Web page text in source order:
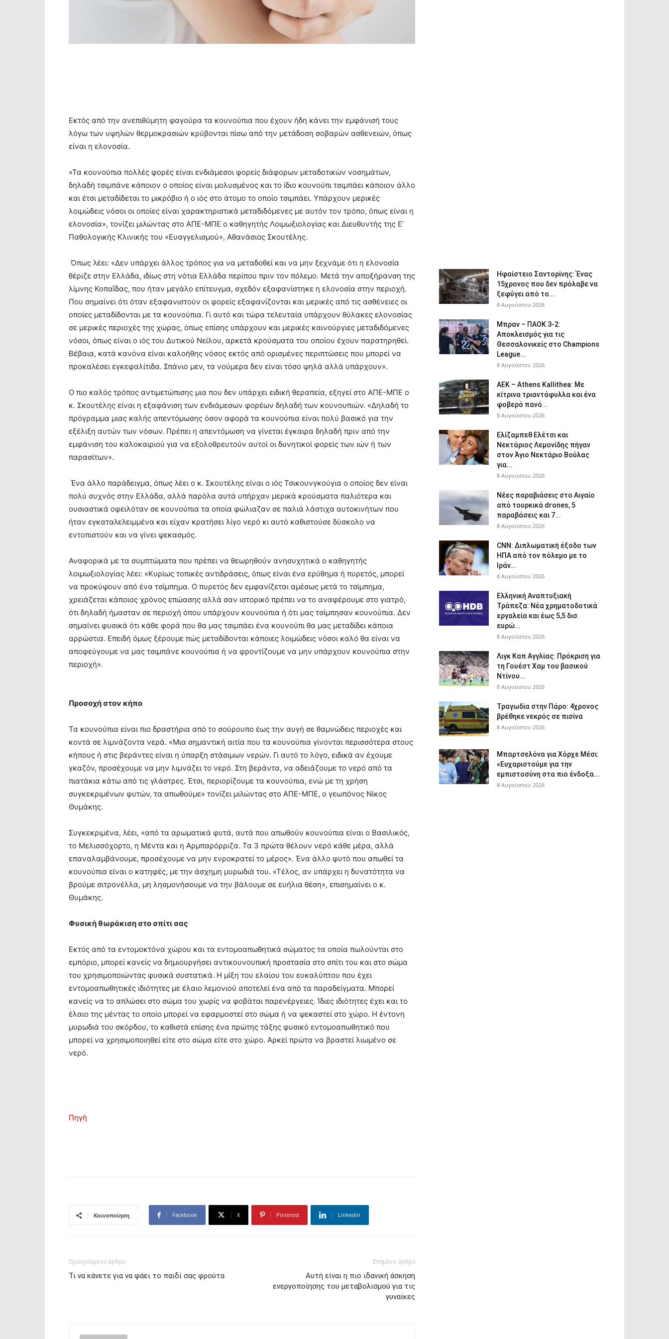
Εκτός από την ανεπιθύμητη φαγούρα τα κουνούπια που έχουν ήδη κάνει την εμφάνισή τους
λόγω των υψηλών θερμοκρασιών κρύβονται πίσω από την μετάδοση σοβαρών ασθενειών, όπως
είναι η ελονοσία.
«Τα κουνούπια πολλές φορές είναι ενδιάμεσοι φορείς διάφορων μεταδοτικών νοσημάτων,
δηλαδή τσιμπάνε κάποιον ο οποίος είναι μολυσμένος και το ίδιο κουνούπι τσιμπάει κάποιον άλλο
και έτσι μεταδίδεται το μικρόβιο ή ο ιός στο άτομο το οποίο τσιμπάει. Υπάρχουν μερικές
λοιμώδεις νόσοι οι οποίες είναι χαρακτηριστικά μεταδιδόμενες με αυτόν τον τρόπο, όπως είναι η
ελονοσία», τονίζει μιλώντας στο ΑΠΕ-ΜΠΕ ο καθηγητής Λοιμωξιολογίας και Διευθυντής της Ε’
Παθολογικής Κλινικής του «Ευαγγελισμού», Αθανάσιος Σκουτέλης.
Όπως λέει: «Δεν υπάρχει άλλος τρόπος για να μεταδοθεί και να μην ξεχνάμε ότι η ελονοσία
θέριζε στην Ελλάδα, ιδίως στη νότια Ελλάδα περίπου πριν τον πόλεμο. Μετά την αποξήρανση της
λίμνης Κοπαΐδας, που ήταν μεγάλο επίτευγμα, σχεδόν εξαφανίστηκε η ελονοσία στην περιοχή.
Που σημαίνει ότι όταν εξαφανιστούν οι φορείς εξαφανίζονται και μερικές από τις ασθένειες οι
οποίες μεταδίδονται με τα κουνούπια. Γι αυτό και τώρα τελευταία υπάρχουν θύλακες ελονοσίας
σε μερικές περιοχές της χώρας, όπως επίσης υπάρχουν και μερικές καινούργιες μεταδιδόμενες
νόσοι, όπως είναι ο ιός του Δυτικού Νείλου, αρκετά κρούσματα του οποίου έχουν παρατηρηθεί.
Βέβαια, κατά κανόνα είναι καλοήθης νόσος εκτός από ορισμένες περιπτώσεις που μπορεί να
προκαλέσει εγκεφαλίτιδα. Σπάνιο μεν, τα νούμερα δεν είναι τόσο ψηλά αλλά υπάρχουν».
Ο πιο καλός τρόπος αντιμετώπισης μια που δεν υπάρχει ειδική θεραπεία, εξηγεί στο ΑΠΕ-ΜΠΕ ο
κ. Σκουτέλης είναι η εξαφάνιση των ενδιάμεσων φορέων δηλαδή των κουνουπιών. «Δηλαδή το
πρόγραμμα μιας καλής απεντόμωσης όσον αφορά τα κουνούπια είναι πολύ βασικό για την
εξέλιξη αυτών των νόσων. Πρέπει η απεντόμωση να γίνεται έγκαιρα δηλαδή πριν από την
εμφάνιση του καλοκαιριού για να εξολοθρευτούν αυτοί οι δυνητικοί φορείς των ιών ή των
παρασίτων».
Ένα άλλο παράδειγμα, όπως λέει ο κ. Σκουτέλης είναι ο ιός Τσικουνγκούγια ο οποίος δεν είναι
πολύ συχνός στην Ελλάδα, αλλά παρόλα αυτά υπήρχαν μερικά κρούσματα παλιότερα και
ουσιαστικά οφειλόταν σε κουνούπια τα οποία φώλιαζαν σε παλιά λάστιχα αυτοκινήτων που
ήταν εγκαταλελειμμένα και είχαν κρατήσει λίγο νερό κι αυτό καθιστούσε δύσκολο να
εντοπιστούν και να γίνει ψεκασμός.
Αναφορικά με τα συμπτώματα που πρέπει να θεωρηθούν ανησυχητικά ο καθηγητής
λοιμωξιολογίας λέει: «Κυρίως τοπικές αντιδράσεις, όπως είναι ένα ερύθημα ή πυρετός, μπορεί
να προκύψουν από ένα τσίμπημα. Ο πυρετός δεν εμφανίζεται αμέσως μετά το τσίμπημα,
χρειάζεται κάποιος χρόνος επώασης αλλά σαν ιστορικό πρέπει να το αναφέρουμε στο γιατρό,
ότι δηλαδή ήμασταν σε περιοχή όπου υπάρχουν κουνούπια ή ότι μας τσίμπησαν κουνούπια. Δεν
σημαίνει φυσικά ότι κάθε φορά που θα μας τσιμπάει ένα κουνούπι θα μας μεταδίδει κάποια
αρρώστια. Επειδή όμως ξέρουμε πώς μεταδίδονται κάποιες λοιμώδεις νόσοι καλό θα είναι να
αποφεύγουμε να μας τσιμπάνε κουνούπια ή να φροντίζουμε να μην υπάρχουν κουνούπια στην
περιοχή».
Προσοχή στον κήπο
Τα κουνούπια είναι πιο δραστήρια από το σούρουπο έως την αυγή σε θαμνώδεις περιοχές και
κοντά σε λιμνάζοντα νερά. «Μια σημαντική αιτία που τα κουνούπια γίνονται περισσότερα στους
κήπους ή στις βεράντες είναι η ύπαρξη στάσιμων νερών. Γι αυτό το λόγο, ειδικά αν έχουμε
γκαζόν, προσέχουμε να μην λιμνάζει το νερό. Στη βεράντα, να αδειάζουμε το νερό από τα
πιατάκια κάτω από τις γλάστρες. Έτσι, περιορίζουμε τα κουνούπια, ενώ με τη χρήση
συγκεκριμένων φυτών, τα απωθούμε» τονίζει μιλώντας στο ΑΠΕ-ΜΠΕ, ο γεωπόνος Νίκος
Θυμάκης.
Συγκεκριμένα, λέει, «από τα αρωματικά φυτά, αυτά που απωθούν κουνούπια είναι ο Βασιλικός,
το Μελισσόχορτο, η Μέντα και η Αρμπαρόρριζα. Τα 3 πρώτα θέλουν νερό κάθε μέρα, αλλά
επαναλαμβάνουμε, προσέχουμε να μην ενροκρατεί το μέρος». Ένα άλλο φυτό που απωθεί τα
κουνούπια είναι ο κατηφές, με την άσχημη μυρωδιά του. «Τέλος, αν υπάρχει η δυνατότητα να
βρούμε σιτρονέλλα, μη λησμονήσουμε να την βάλουμε σε ευήλια θέση», επισημαίνει ο κ.
Θυμάκης.
Φυσική θωράκιση στο σπίτι σας
Εκτός από τα εντομοκτόνα χώρου και τα εντομοαπωθητικά σώματος τα οποία πωλούνται στο
εμπόριο, μπορεί κανείς να δημιουργήσει αντικουνουπική προστασία στο σπίτι του και στο σώμα
του χρησιμοποιώντας φυσικά συστατικά. Η μίξη του ελαίου του ευκαλύπτου που έχει
εντομοαπωθητικές ιδιότητες με έλαιο λεμονιού αποτελεί ένα από τα παραδείγματα. Μπορεί
κανείς να το απλώσει στο σώμα του χωρίς να φοβάται παρενέργειες. Ίδιες ιδιότητες έχει και το
έλαιο της μέντας το οποίο μπορεί να εφαρμοστεί στο σώμα ή να ψεκαστεί στο χώρο. Η έντονη
μυρωδιά του σκόρδου, το καθιστά επίσης ένα πρώτης τάξης φυσικό εντομοαπωθητικό που
μπορεί να χρησιμοποιηθεί είτε στο σώμα είτε στο χώρο. Αρκεί πρώτα να βραστεί λιωμένο σε
νερό.
Πηγή
Κοινοποίηση Facebook X Pinterest Linkedin
Προηγούμενο άρθρο
Τι να κάνετε για να φάει το παιδί σας φρούτα
Επόμενο άρθρο
Αυτή είναι η πιο ιδανική άσκηση
ενεργοποίησης του μεταβολισμού για τις
γυναίκες
Ηφαίστειο Σαντορίνης: Ένας
15χρονος που δεν πρόλαβε να
ξεφύγει από το...
8 Αυγούστου 2026
Μπραν – ΠΑΟΚ 3-2:
Αποκλεισμός για τις
Θεσσαλονικείς στο Champions
League...
8 Αυγούστου 2026
ΑΕΚ – Athens Kallithea: Με
κίτρινα τριαντάφυλλα και ένα
φοβερό πανό...
8 Αυγούστου 2026
Ελίζαμπεθ Ελέτσι και
Νεκτάριος Λεμονίδης πήγαν
στον Άγιο Νεκτάριο Βούλας
για...
8 Αυγούστου 2026
Νέες παραβιάσεις στο Αιγαίο
από τουρκικά drones, 5
παραβάσεις και 7...
8 Αυγούστου 2026
CNN: Διπλωματική έξοδο των
ΗΠΑ από τον πόλεμο με το
Ιράν...
8 Αυγούστου 2026
Ελληνική Αναπτυξιακή
Τράπεζα: Νέα χρηματοδοτικά
εργαλεία και έως 5,5 δισ.
ευρώ...
8 Αυγούστου 2026
Λιγκ Καπ Αγγλίας: Πρόκριση για
τη Γουέστ Χαμ του βασικού
Ντίνου...
8 Αυγούστου 2026
Τραγωδία στην Πάρο: 4χρονος
βρέθηκε νεκρός σε πισίνα
8 Αυγούστου 2026
Μπαρτσελόνα για Χόρχε Μέσι:
«Ευχαριστούμε για την
εμπιστοσύνη στα πιο ένδοξα...
8 Αυγούστου 2026